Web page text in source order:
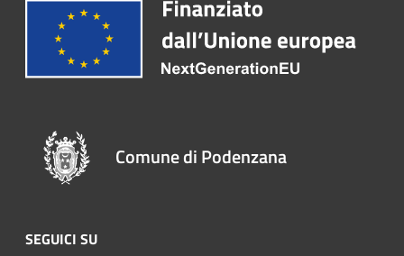
Comune di Podenzana
SEGUICI SU